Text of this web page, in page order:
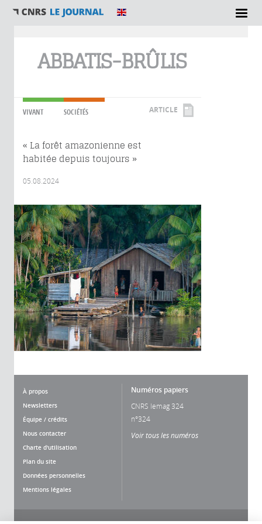
ABBATIS-BRÛLIS
VIVANT SOCIÉTÉS ARTICLE
« La forêt amazonienne est
habitée depuis toujours »
05.08.2024
À propos
Newsletters
Équipe / crédits
Nous contacter
Charte d'utilisation
Plan du site
Données personnelles
Mentions légales
Numéros papiers
CNRS lemag 324
n°324
Voir tous les numéros